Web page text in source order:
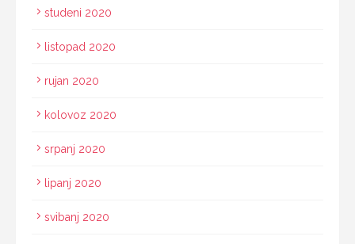
studeni 2020
listopad 2020
rujan 2020
kolovoz 2020
srpanj 2020
lipanj 2020
svibanj 2020